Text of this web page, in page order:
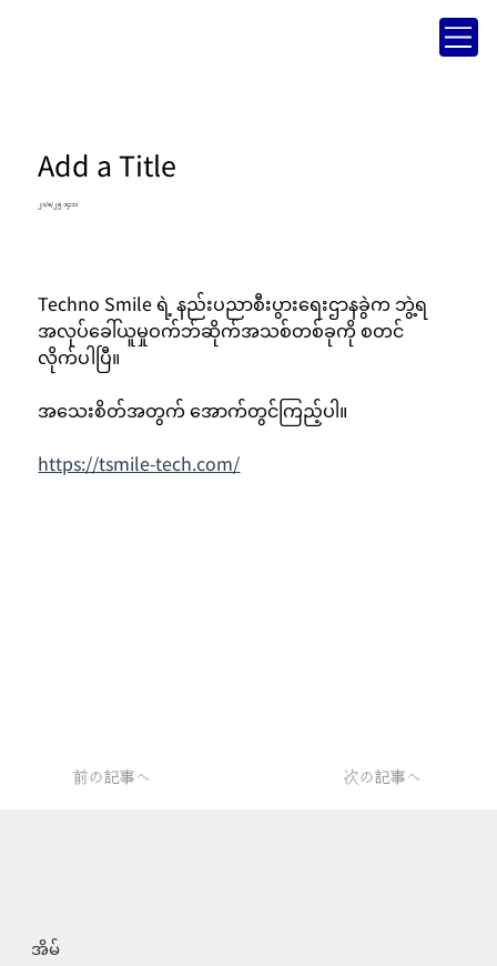
Add a Title
၂၁/၈/၂၅ ၁၄:၁၁
前の記事へ 次の記事へ
Techno Smile ရဲ့ နည်းပညာစီးပွားရေးဌာနခွဲက ဘွဲ့ရ
အလုပ်ခေါ်ယူမှုဝက်ဘ်ဆိုက်အသစ်တစ်ခုကို စတင်
လိုက်ပါပြီ။
အသေးစိတ်အတွက် အောက်တွင်ကြည့်ပါ။
https://tsmile-tech.com/
အိမ်